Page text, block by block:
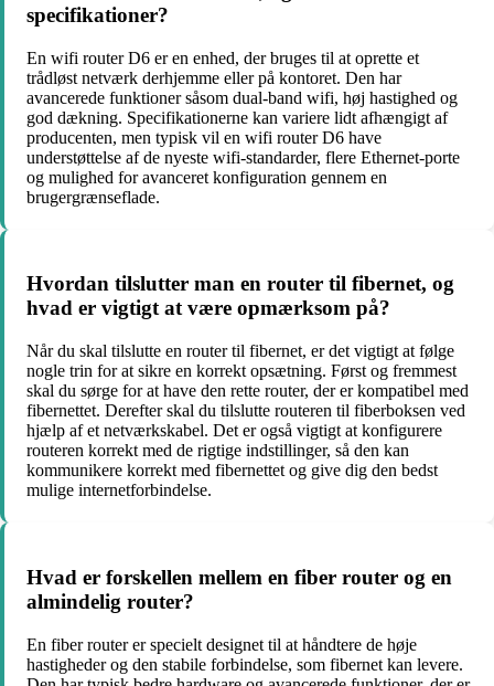
specifikationer?
En wifi router D6 er en enhed, der bruges til at oprette et
trådløst netværk derhjemme eller på kontoret. Den har
avancerede funktioner såsom dual-band wifi, høj hastighed og
god dækning. Specifikationerne kan variere lidt afhængigt af
producenten, men typisk vil en wifi router D6 have
understøttelse af de nyeste wifi-standarder, flere Ethernet-porte
og mulighed for avanceret konfiguration gennem en
brugergrænseflade.
Hvordan tilslutter man en router til fibernet, og
hvad er vigtigt at være opmærksom på?
Når du skal tilslutte en router til fibernet, er det vigtigt at følge
nogle trin for at sikre en korrekt opsætning. Først og fremmest
skal du sørge for at have den rette router, der er kompatibel med
fibernettet. Derefter skal du tilslutte routeren til fiberboksen ved
hjælp af et netværkskabel. Det er også vigtigt at konfigurere
routeren korrekt med de rigtige indstillinger, så den kan
kommunikere korrekt med fibernettet og give dig den bedst
mulige internetforbindelse.
Hvad er forskellen mellem en fiber router og en
almindelig router?
En fiber router er specielt designet til at håndtere de høje
hastigheder og den stabile forbindelse, som fibernet kan levere.